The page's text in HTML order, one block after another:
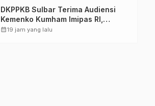
DKPPKB Sulbar Terima Audiensi
Kemenko Kumham Imipas RI,
Perkuat Pelayanan Kesehatan bagi
calendar_month19 jam yang lalu